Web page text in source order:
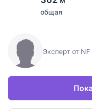
общая
Эксперт от NF